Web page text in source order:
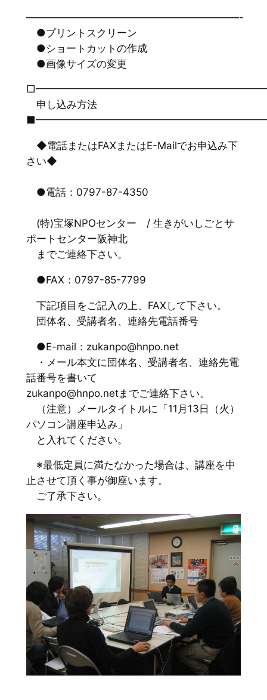
—————————————————————-
●プリントスクリーン
●ショートカットの作成
●画像サイズの変更
申し込み方法
◆電話またはFAXまたはE-Mailでお申込み下
さい◆
●電話：0797-87-4350
(特)宝塚NPOセンター / 生きがいしごとサ
ポートセンター阪神北
までご連絡下さい。
●FAX：0797-85-7799
下記項目をご記入の上、FAXして下さい。
団体名、受講者名、連絡先電話番号
●E-mail：zukanpo@hnpo.net
・メール本文に団体名、受講者名、連絡先電
話番号を書いて
zukanpo@hnpo.netまでご連絡下さい。
（注意）メールタイトルに「11月13日（火）
パソコン講座申込み」
と入れてください。
※最低定員に満たなかった場合は、講座を中
止させて頂く事が御座います。
ご了承下さい。